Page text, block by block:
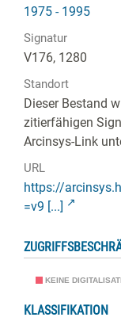
1975 - 1995
Signatur
V176, 1280
Standort
Dieser Bestand
zitierfähigen
Arcinsys-Link
URL
https://
=v9 [...]
KEINE
KLASSIFIKATION